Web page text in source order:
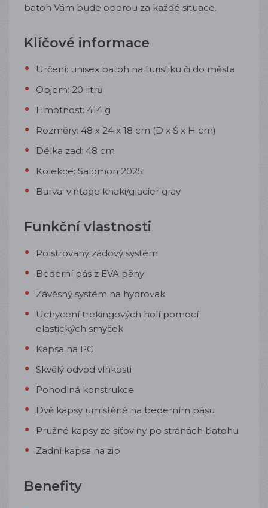
batoh Vám bude oporou za každé situace.
Klíčové informace
Určení: unisex batoh na turistiku či do města
Objem: 20 litrů
Hmotnost: 414 g
Rozměry: 48 x 24 x 18 cm (D x Š x H cm)
Délka zad: 48 cm
Kolekce: Salomon 2025
Barva: vintage khaki/glacier gray
Funkční vlastnosti
Polstrovaný zádový systém
Bederní pás z EVA pěny
Závěsný systém na hydrovak
Uchycení trekingových holí pomocí
elastických smyček
Kapsa na PC
Skvělý odvod vlhkosti
Pohodlná konstrukce
Dvě kapsy umístěné na bederním pásu
Pružné kapsy ze síťoviny po stranách batohu
Zadní kapsa na zip
Benefity